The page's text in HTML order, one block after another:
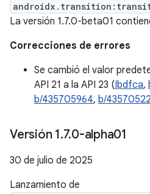
La versión 1.7.0-beta01
Correcciones de errores
Se cambió el valor
API 21 a la API 23 (Ibdfca,
b/435705964, b/
Versión 1.7.0-alpha01
30 de julio de 2025
Lanzamiento de